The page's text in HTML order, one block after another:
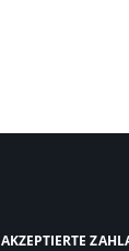
AKZEPTIERTE